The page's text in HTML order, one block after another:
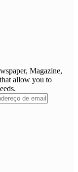
Magazine,
allow you to